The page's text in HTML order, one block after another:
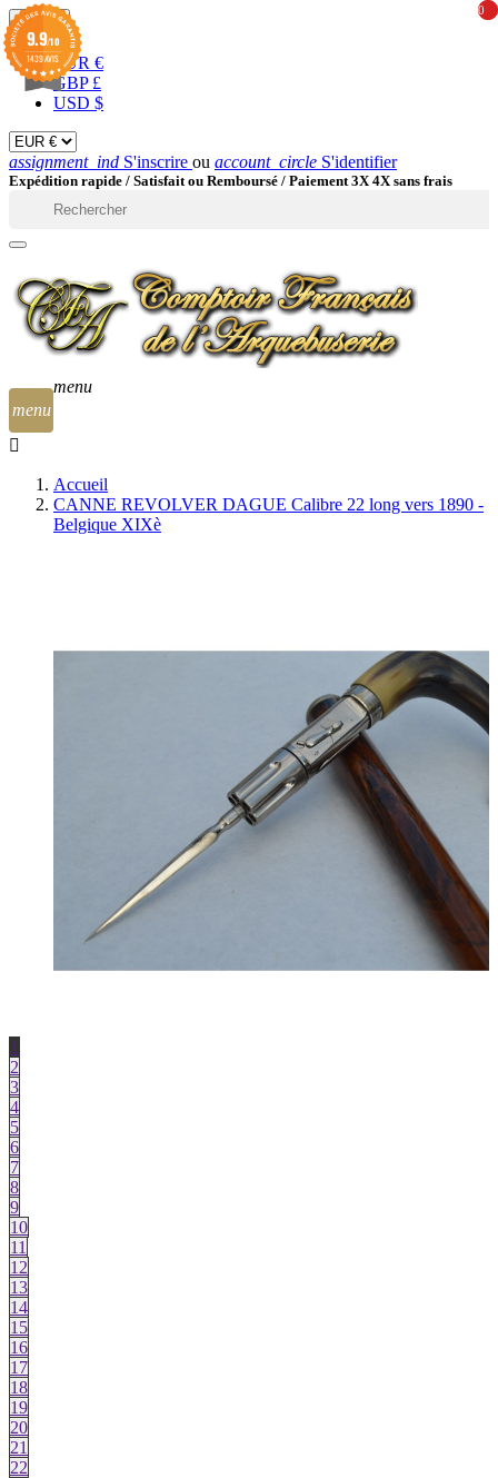
EUR 
EUR €
GBP £
USD $
assignment_ind S'inscrire ou account_circle S'identifier
Expédition rapide / Satisfait ou Remboursé / Paiement 3X 4X sans frais
menu
0
0
menu
Accueil
CANNE REVOLVER DAGUE Calibre 22 long vers 1890 -
Belgique XIXè
1
2
3
4
5
6
7
8
9
10
11
12
13
14
15
16
17
18
19
20
21
22
9.9/10
1439 AVIS